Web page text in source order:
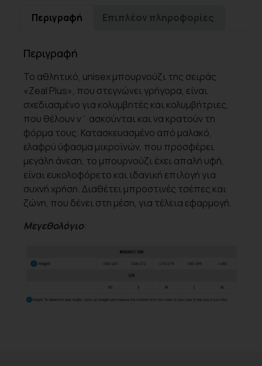
Περιγραφή Επιπλέον πληροφορίες
Περιγραφή
Το αθλητικό, unisexμπουρνούζι της σειράς
«Zeal Plus», που στεγνώνει γρήγορα, είναι
σχεδιασμένο για κολυμβητές και κολυμβήτριες,
που θέλουν ν΄ ασκούνται και να κρατούν τη
φόρμα τους. Κατασκευασμένο από μαλακό,
ελαφρύ ύφασμα μικροϊνών, που προσφέρει
μεγάλη άνεση, το μπουρνούζι έχει απαλή υφή,
είναι ευκολοφόρετο και ιδανική επιλογή για
συχνή χρήση. Διαθέτει μπροστινές τσέπες και
ζώνη, που δένει στη μέση, για τέλεια εφαρμογή.
Μεγεθολόγιο: